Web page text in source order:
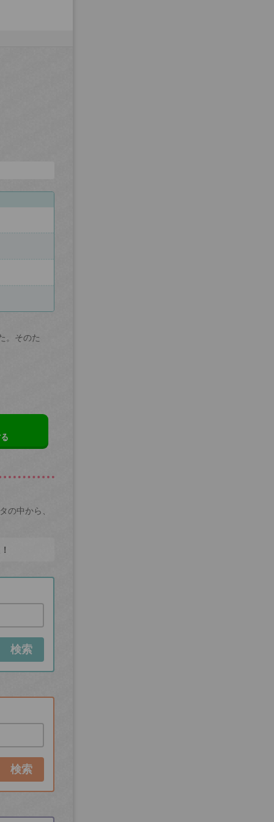
。そのた
の中から、
検索
検索